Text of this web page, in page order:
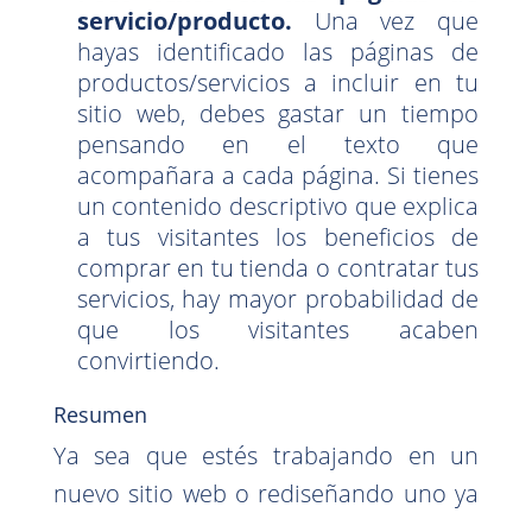
servicio/producto. Una vez que
hayas identificado las páginas de
productos/servicios a incluir en tu
sitio web, debes gastar un tiempo
pensando en el texto que
acompañara a cada página. Si tienes
un contenido descriptivo que explica
a tus visitantes los beneficios de
comprar en tu tienda o contratar tus
servicios, hay mayor probabilidad de
que los visitantes acaben
convirtiendo.
Resumen
Ya sea que estés trabajando en un
nuevo sitio web o rediseñando uno ya